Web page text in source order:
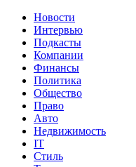
Новости
Интервью
Подкасты
Компании
Финансы
Политика
Общество
Право
Авто
Недвижимость
IT
Стиль